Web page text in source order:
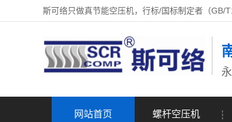
斯可络只做真节能空压机，行标/国标制定者（GB/
网站首页 螺杆空压机